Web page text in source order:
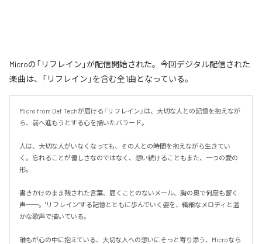
Microの「リフレイン」が配信開始された。今回デジタル配信された
楽曲は、「リフレイン」を含む全1曲となっている。
Micro from Def Techが届ける『リフレイン』は、大切な人との記憶を抱えなが
ら、前へ進もうとする心を描いたバラード。
人は、大切な人がいなくなっても、その人との時間を抱えながら生きてい
く。忘れることが優しさなのではなく、想い続けることもまた、一つの愛の
形。
書きかけのまま残された言葉、届くことのないメール、胸の奥で何度も響く
声──。"リフレイン"する記憶とともに歩んでいく姿を、繊細なメロディと温
かな歌声で描いている。
誰もが心の中に抱えている、大切な人への想いにそっと寄り添う、Microなら